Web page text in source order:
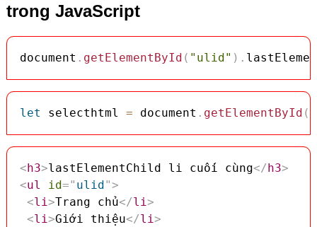
trong JavaScript
document . getElementById ( "ulid" ) .
let selecthtml = document . getElementById (
<h3>lastElementChild li cuối cùng</h3>
<ul id=" ulid">
<li>Trang chủ</li>
<li>Giới thiệu</li>